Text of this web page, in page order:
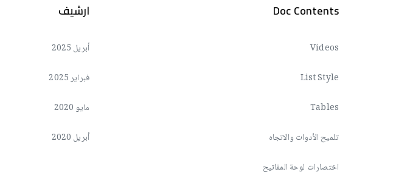
Doc Contents
Videos
List Style
Tables
تلميح الأدوات والاتجاه
اختصارات لوحة المفاتيح
ارشيف
أبريل 2025
فبراير 2025
مايو 2020
أبريل 2020